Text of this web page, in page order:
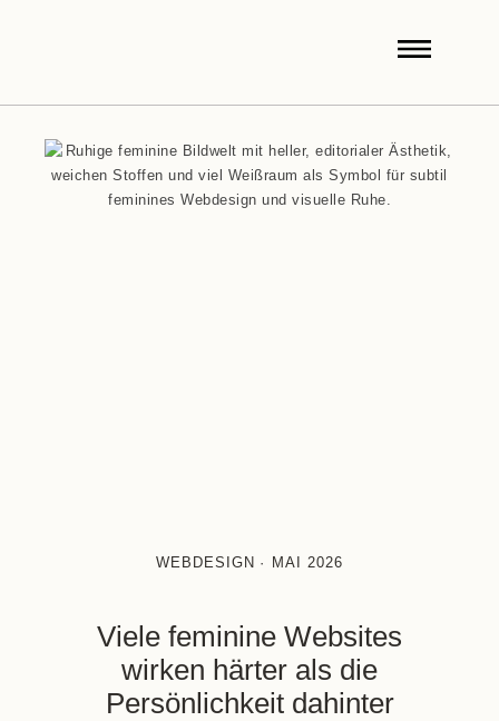
WEBDESIGN · MAI 2026
Viele feminine Websites
wirken härter als die
Persönlichkeit dahinter